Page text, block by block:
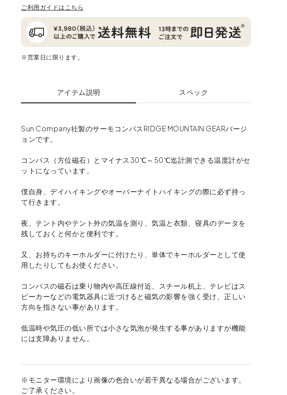
ご利用ガイドはこちら
※営業日に限ります。
アイテム説明 スペック
Sun Company社製のサーモコンパスRIDGE MOUNTAIN GEARバージ
ョンです。
コンパス（方位磁石）とマイナス30℃～50℃迄計測できる温度計がセ
ットになっています。
僕自身、デイハイキングやオーバーナイトハイキングの際に必ず持っ
て行きます。
夜、テント内やテント外の気温を測り、気温と衣類、寝具のデータを
残しておくと何かと便利です。
又、お持ちのキーホルダーに付けたり、単体でキーホルダーとして使
用したりしてもお使ください。
コンパスの磁石は乗り物内や高圧線付近、スチール机上、テレビはス
ピーカーなどの電気器具に近づけると磁気の影響を強く受け、正しい
方向を指さない事があります。
低温時や気圧の低い所では小さな気泡が発生する事がありますが機能
には支障ありません。
※モニター環境により画像の色合いが若干異なる場合がございます。
ご了承ください。